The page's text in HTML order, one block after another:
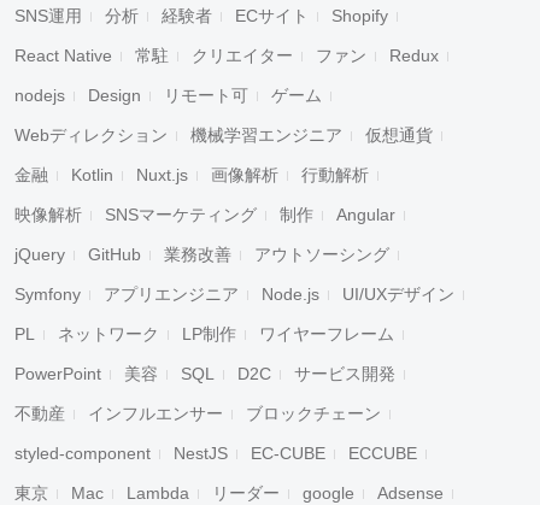
SNS運用 分析 経験者 ECサイト Shopify
React Native 常駐 クリエイター ファン Redux
nodejs Design リモート可 ゲーム
Webディレクション 機械学習エンジニア 仮想通貨
金融 Kotlin Nuxt.js 画像解析 行動解析
映像解析 SNSマーケティング 制作 Angular
jQuery GitHub 業務改善 アウトソーシング
Symfony アプリエンジニア Node.js UI/UXデザイン
PL ネットワーク LP制作 ワイヤーフレーム
PowerPoint 美容 SQL D2C サービス開発
不動産 インフルエンサー ブロックチェーン
styled-component NestJS EC-CUBE ECCUBE
東京 Mac Lambda リーダー google Adsense